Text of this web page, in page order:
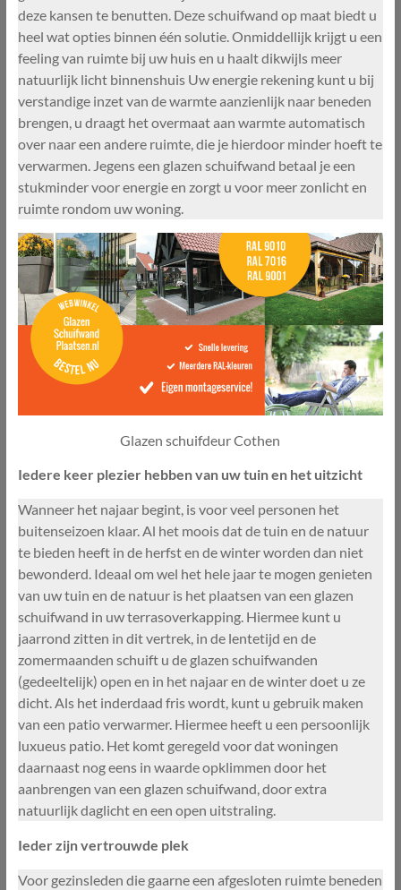
deze kansen te benutten. Deze schuifwand op maat biedt u
heel wat opties binnen één solutie. Onmiddellijk krijgt u een
feeling van ruimte bij uw huis en u haalt dikwijls meer
natuurlijk licht binnenshuis Uw energie rekening kunt u bij
verstandige inzet van de warmte aanzienlijk naar beneden
brengen, u draagt het overmaat aan warmte automatisch
over naar een andere ruimte, die je hierdoor minder hoeft te
verwarmen. Jegens een glazen schuifwand betaal je een
stukminder voor energie en zorgt u voor meer zonlicht en
ruimte rondom uw woning.
Glazen schuifdeur Cothen
Iedere keer plezier hebben van uw tuin en het uitzicht
Wanneer het najaar begint, is voor veel personen het
buitenseizoen klaar. Al het moois dat de tuin en de natuur
te bieden heeft in de herfst en de winter worden dan niet
bewonderd. Ideaal om wel het hele jaar te mogen genieten
van uw tuin en de natuur is het plaatsen van een glazen
schuifwand in uw terrasoverkapping. Hiermee kunt u
jaarrond zitten in dit vertrek, in de lentetijd en de
zomermaanden schuift u de glazen schuifwanden
(gedeeltelijk) open en in het najaar en de winter doet u ze
dicht. Als het inderdaad fris wordt, kunt u gebruik maken
van een patio verwarmer. Hiermee heeft u een persoonlijk
luxueus patio. Het komt geregeld voor dat woningen
daarnaast nog eens in waarde opklimmen door het
aanbrengen van een glazen schuifwand, door extra
natuurlijk daglicht en een open uitstraling.
Ieder zijn vertrouwde plek
Voor gezinsleden die gaarne een afgesloten ruimte beneden